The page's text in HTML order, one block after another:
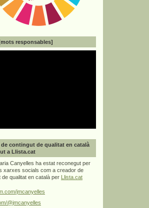
responsables]
de contingut de qualitat en català
a Llista.cat
Canyelles ha estat reconegut per
xarxes socials com a creador de
de qualitat en català per
Llista.cat
jmcanyelles
@jmcanyelles